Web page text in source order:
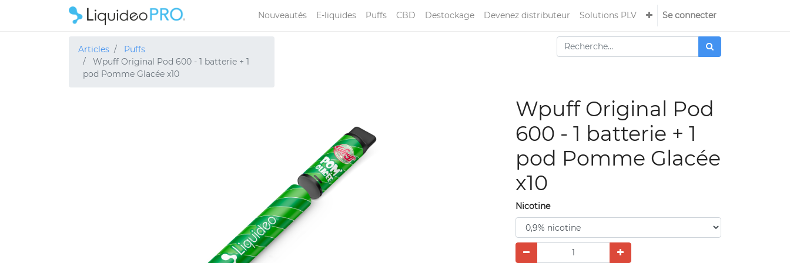
Nouveautés E-liquides Puffs CBD Destockage Devenez distributeur Solutions PLV Se connecter
Articles
Puffs
Wpuff Original Pod 600 - 1 batterie + 1
pod Pomme Glacée x10
Wpuff Original Pod
600 - 1 batterie + 1
pod Pomme Glacée
x10
Nicotine